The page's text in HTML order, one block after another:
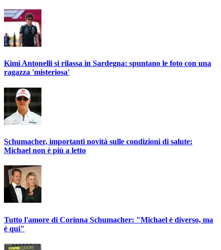
Kimi Antonelli si rilassa in Sardegna: spuntano le foto con una
ragazza 'misteriosa'
Schumacher, importanti novità sulle condizioni di salute:
Michael non è più a letto
Tutto l'amore di Corinna Schumacher: "Michael è diverso, ma
è qui"